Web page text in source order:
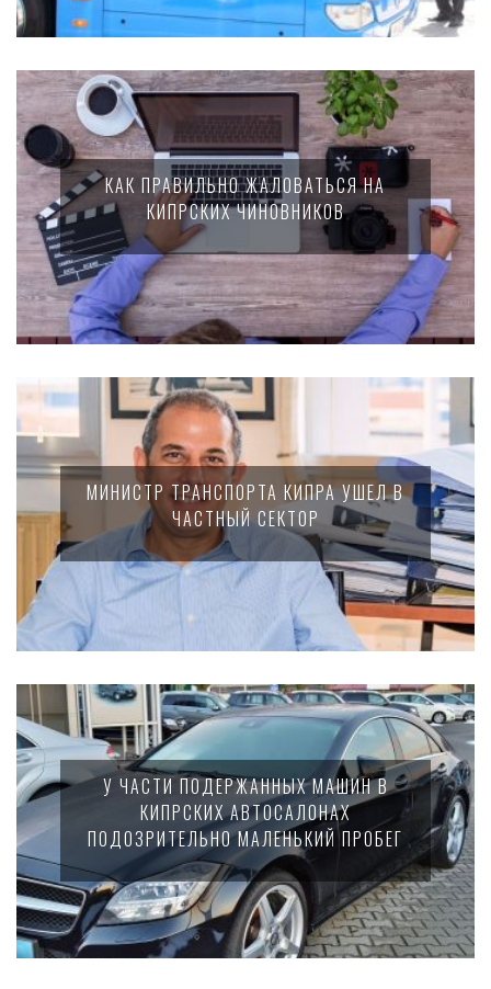
КАК ПРАВИЛЬНО ЖАЛОВАТЬСЯ НА
КИПРСКИХ ЧИНОВНИКОВ
МИНИСТР ТРАНСПОРТА КИПРА УШЕЛ В
ЧАСТНЫЙ СЕКТОР
У ЧАСТИ ПОДЕРЖАННЫХ МАШИН В
КИПРСКИХ АВТОСАЛОНАХ
ПОДОЗРИТЕЛЬНО МАЛЕНЬКИЙ ПРОБЕГ